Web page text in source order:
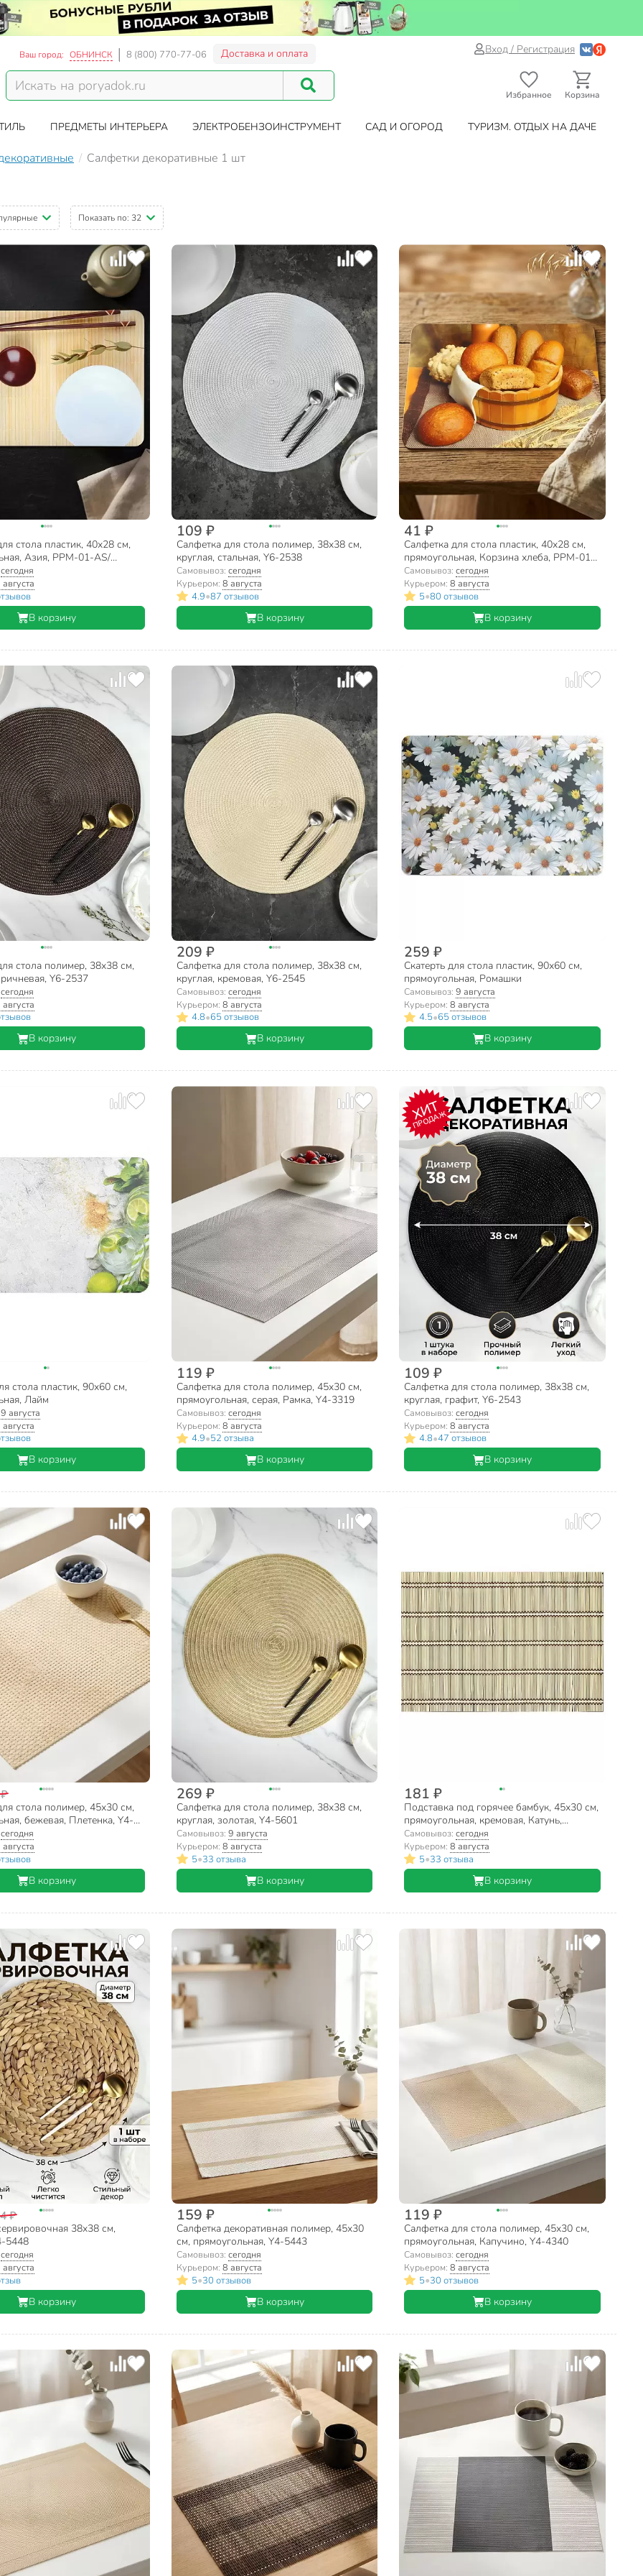
Ваш город: ОБНИНСК 8 (800) 770-77-06 Доставка и оплата Вход / Регистрация
Избранное Корзина
ПРЕДМЕТЫ ИНТЕРЬЕРА ЭЛЕКТРОБЕНЗОИНСТРУМЕНТ САД И ОГОРОД ТУРИЗМ. ОТДЫХ НА ДАЧЕ
Салфетки декоративные 1 шт
Показать по: 32
стола пластик, 40х28 см,
Азия, PPM-01-AS/
сегодня
В корзину
109 ₽
Салфетка для стола полимер, 38х38 см,
круглая, стальная, Y6-2538
Самовывоз: сегодня
Курьером: 8 августа
4.9•87 отзывов
В корзину
41 ₽
Салфетка для стола пластик, 40х28 см,
прямоугольная, Корзина хлеба, PPM-01-
BB/ 312323
Самовывоз:сегодня
Курьером:8 августа
5•80 отзывов
В корзину
стола полимер, 38х38 см,
Y6-2537
сегодня
В корзину
209 ₽
Салфетка для стола полимер, 38х38 см,
круглая, кремовая, Y6-2545
Самовывоз: сегодня
Курьером: 8 августа
4.8•65 отзывов
В корзину
259 ₽
Скатерть для стола пластик, 90х60 см,
прямоугольная, Ромашки
Самовывоз:9 августа
Курьером:8 августа
4.5•65 отзывов
В корзину
стола пластик, 90х60 см,
Лайм
9 августа
В корзину
119 ₽
Салфетка для стола полимер, 45х30 см,
прямоугольная, серая, Рамка, Y4-3319
Самовывоз: сегодня
Курьером: 8 августа
4.9•52 отзыва
В корзину
ХИТ
ПРОДАЖ
109 ₽
Салфетка для стола полимер, 38х38 см,
круглая, графит, Y6-2543
Самовывоз:сегодня
Курьером:8 августа
4.8•47 отзывов
В корзину
стола полимер, 45х30 см,
бежевая, Плетенка, Y4-
сегодня
В корзину
269 ₽
Салфетка для стола полимер, 38х38 см,
круглая, золотая, Y4-5601
Самовывоз: 9 августа
Курьером: 8 августа
5•33 отзыва
В корзину
181 ₽
Подставка под горячее бамбук, 45х30 см,
прямоугольная, кремовая, Катунь,
Плетенка №5, КТ-СФ-05
Самовывоз:сегодня
Курьером:8 августа
5•33 отзыва
В корзину
₽
38х38 см,
5448
сегодня
В корзину
159 ₽
Салфетка декоративная полимер, 45х30
см, прямоугольная, Y4-5443
Самовывоз: сегодня
Курьером: 8 августа
5•30 отзывов
В корзину
119 ₽
Салфетка для стола полимер, 45х30 см,
прямоугольная, Капучино, Y4-4340
Самовывоз:сегодня
Курьером:8 августа
5•30 отзывов
В корзину